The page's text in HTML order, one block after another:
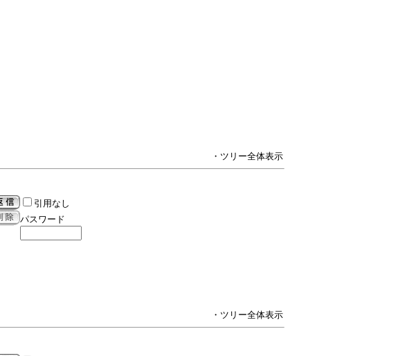
・ツリー全体表示
引用なし
パスワード
・ツリー全体表示